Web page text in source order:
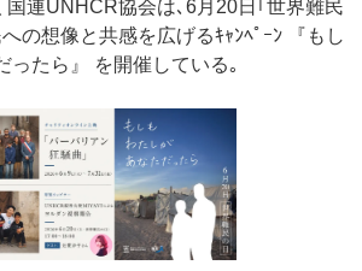
国連UNHCR協会は､6月20日｢世界難民
の想像と共感を広げるｷｬﾝﾍﾟｰﾝ 『もし
ったら』 を開催している｡